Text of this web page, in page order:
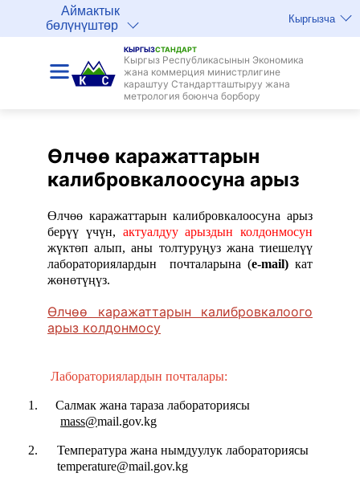
Аймактык
бөлүнүштөр
Кыргызча
КЫРГЫЗСТАНДАРТ
Кыргыз Республикасынын Экономика
жана коммерция министрлигине
караштуу Стандартташтыруу жана
метрология боюнча борбору
Өлчөө каражаттарын
калибровкалоосуна арыз
Өлчөө каражаттарын калибровкалоосуна арыз
берүү үчүн, актуалдуу арыздын колдонмосун
жүктөп алып, аны толтуруңуз жана тиешелүү
лабораториялардын
почталарына (e-mail) кат
жөнөтүңүз.
Өлчөө каражаттарын калибровкалоого
арыз колдонмосу
Лабораториялардын почталары:
1.
Салмак жана тараза лабораториясы
mass@mail.gov.kg
2.
Температура жана нымдуулук лабораториясы
temperature@mail.gov.kg